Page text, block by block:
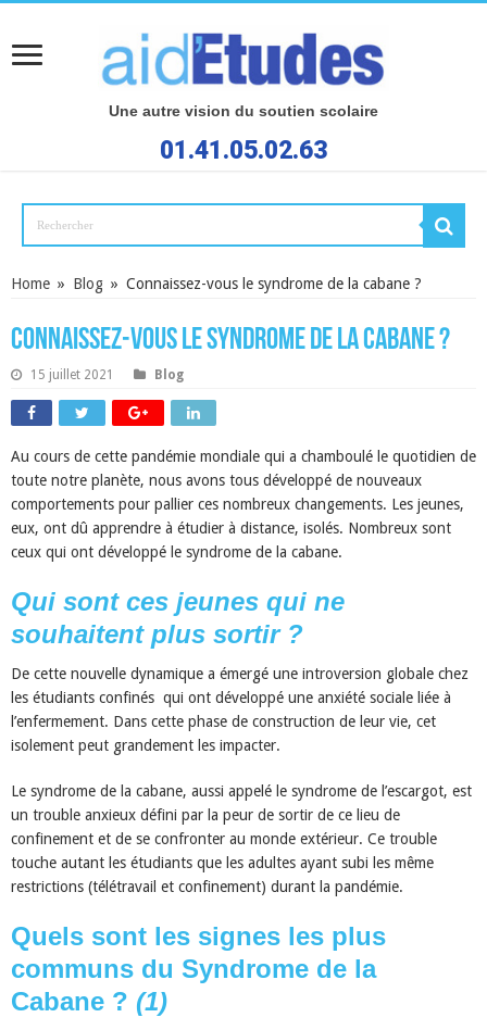
Une autre vision du soutien scolaire
01.41.05.02.63
Home » Blog » Connaissez-vous le syndrome de la cabane ?
Connaissez-vous le syndrome de la cabane ?
15 juillet 2021 Blog
Au cours de cette pandémie mondiale qui a chamboulé le quotidien de
toute notre planète, nous avons tous développé de nouveaux
comportements pour pallier ces nombreux changements. Les jeunes,
eux, ont dû apprendre à étudier à distance, isolés. Nombreux sont
ceux qui ont développé le syndrome de la cabane.
Qui sont ces jeunes qui ne
souhaitent plus sortir ?
De cette nouvelle dynamique a émergé une introversion globale chez
les étudiants confinés qui ont développé une anxiété sociale liée à
l’enfermement. Dans cette phase de construction de leur vie, cet
isolement peut grandement les impacter.
Le syndrome de la cabane, aussi appelé le syndrome de l’escargot, est
un trouble anxieux défini par la peur de sortir de ce lieu de
confinement et de se confronter au monde extérieur. Ce trouble
touche autant les étudiants que les adultes ayant subi les même
restrictions (télétravail et confinement) durant la pandémie.
Quels sont les signes les plus
communs du Syndrome de la
Cabane ? (1)